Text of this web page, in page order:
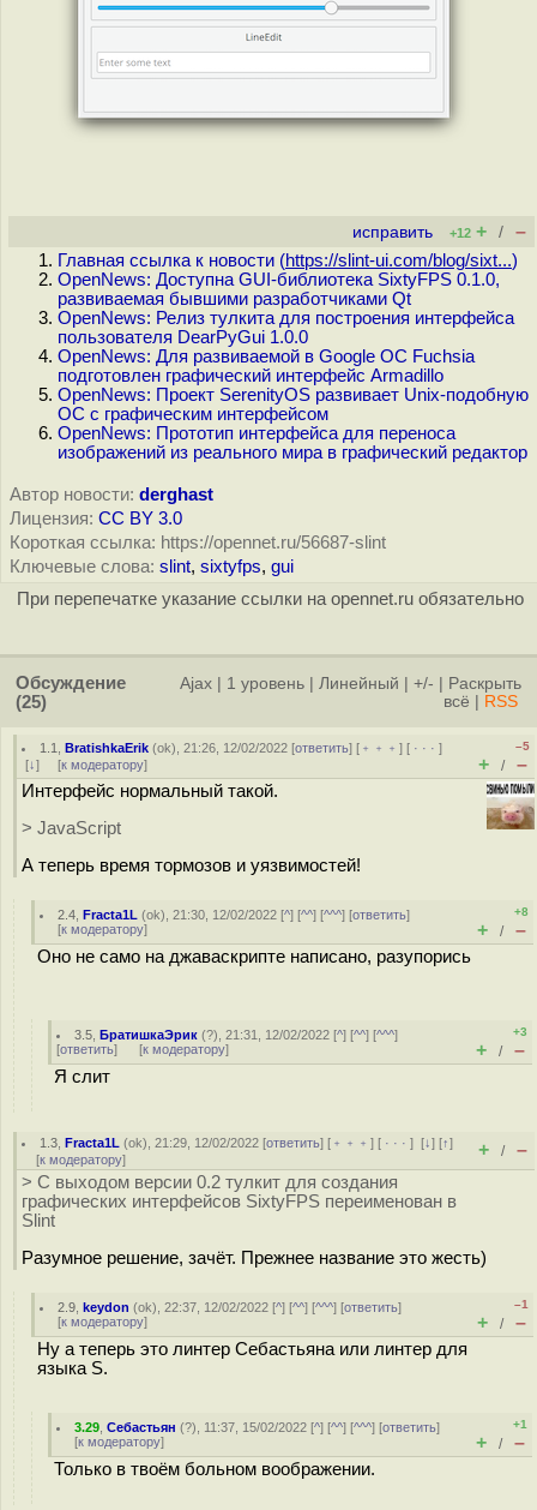
исправить +12 + / –
Главная ссылка к новости (https://slint-ui.com/blog/sixt...)
OpenNews: Доступна GUI-библиотека SixtyFPS 0.1.0,
развиваемая бывшими разработчиками Qt
OpenNews: Релиз тулкита для построения интерфейса
пользователя DearPyGui 1.0.0
OpenNews: Для развиваемой в Google ОС Fuchsia
подготовлен графический интерфейс Armadillo
OpenNews: Проект SerenityOS развивает Unix-подобную
ОС c графическим интерфейсом
OpenNews: Прототип интерфейса для переноса
изображений из реального мира в графический редактор
Автор новости: derghast
Лицензия: CC BY 3.0
Короткая ссылка: https://opennet.ru/56687-slint
Ключевые слова: slint, sixtyfps, gui
При перепечатке указание ссылки на opennet.ru обязательно
Обсуждение
(25)
Ajax 1 уровень Линейный +/-
Раскрыть
всё
RSS
1.1 ,BratishkaErik (ok), 21:26, 12/02/2022 [ответить] [ ﹢﹢﹢] [ · · ·]
[↓] [к модератору]
–5
+ / –
Интерфейс нормальный такой.
> JavaScript
А теперь время тормозов и уязвимостей!
2.4 ,Fracta1L (ok), 21:30, 12/02/2022 [^] [^^] [^^^] [ответить]
[к модератору]
+8
+ / –
Оно не само на джаваскрипте написано, разупорись
3.5 ,БратишкаЭрик (?), 21:31, 12/02/2022 [^] [^^] [^^^]
[ответить] [к модератору]
+3
+ / –
Я слит
1.3 ,Fracta1L (ok), 21:29, 12/02/2022 [ответить] [ ﹢﹢﹢] [ · · ·][↓] [↑]
[к модератору] + / –
> С выходом версии 0.2 тулкит для создания
графических интерфейсов SixtyFPS переименован в
Slint
Разумное решение, зачёт. Прежнее название это жесть)
2.9 ,keydon (ok), 22:37, 12/02/2022 [^] [^^] [^^^] [ответить]
[к модератору]
–1
+ / –
Ну а теперь это линтер Себастьяна или линтер для
языка S.
3.29 ,Себастьян (?), 11:37, 15/02/2022 [^] [^^] [^^^] [ответить]
[к модератору]
+1
+ / –
Только в твоём больном воображении.